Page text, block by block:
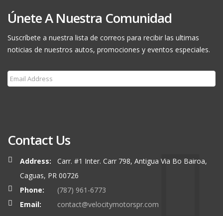
Únete A Nuestra Comunidad
Suscríbete a nuestra lista de correos para recibir las ultimas
noticias de nuestros autos, promociones y eventos especiales.
Contact Us
Address:
Carr. #1 Inter. Carr 798, Antigua Via Bo Bairoa,
Caguas, PR 00726
Phone:
(787) 961-6773
Email:
contact@velocitymotorspr.com